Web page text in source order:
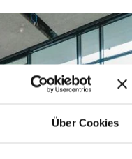
Über Cookies